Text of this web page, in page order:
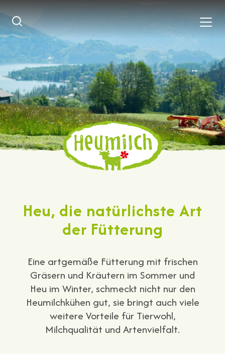
Heu, die natürlichste Art
der Fütterung
Eine artgemäße Fütterung mit frischen
Gräsern und Kräutern im Sommer und
Heu im Winter, schmeckt nicht nur den
Heumilchkühen gut, sie bringt auch viele
weitere Vorteile für Tierwohl,
Milchqualität und Artenvielfalt.